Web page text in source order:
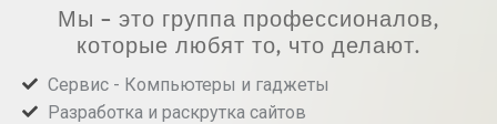
Мы – это группа профессионалов,
которые любят то, что делают.
Сервис - Компьютеры и гаджеты
Разработка и раскрутка сайтов